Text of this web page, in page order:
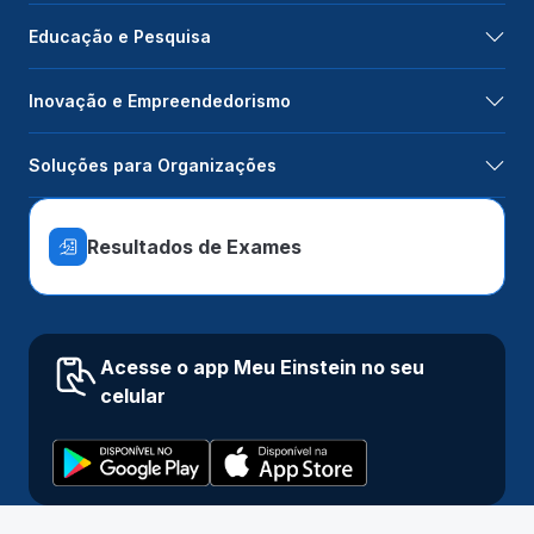
Educação e Pesquisa
Inovação e Empreendedorismo
Soluções para Organizações
Resultados de Exames
Acesse o app Meu Einstein no seu
celular